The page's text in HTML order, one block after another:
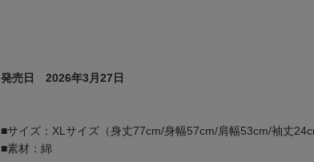
発売日 2026年3月27日
■サイズ：XLサイズ（身丈77cm/身幅57cm/肩幅53cm/袖丈
■素材：綿